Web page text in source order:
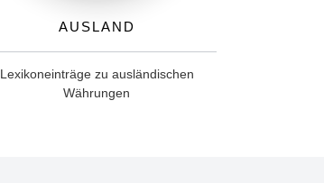
Ausland
Lexikoneinträge zu ausländischen
Währungen